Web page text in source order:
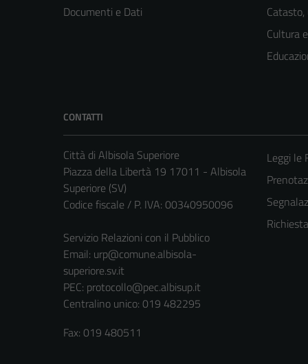
Documenti e Dati
Catasto,
Cultura
CONTATTI
Città di Albisola Superiore
Piazza della Libertà 19 17011 - Albisola
Superiore (SV)
Codice fiscale / P. IVA: 00340950096
Servizio Relazioni con il Pubblico
Email: urp@comune.albisola-
superiore.sv.it
PEC: protocollo@pec.albisup.it
Centralino unico: 019 482295
Fax: 019 480511
Leggi le